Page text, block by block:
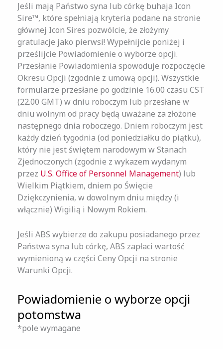
Jeśli mają Państwo syna lub córkę buhaja Icon
Sire™, które spełniają kryteria podane na stronie
głównej Icon Sires pozwólcie, że złożymy
gratulacje jako pierwsi! Wypełnijcie poniżej i
prześlijcie Powiadomienie o wyborze opcji.
Przesłanie Powiadomienia spowoduje rozpoczęcie
Okresu Opcji (zgodnie z umową opcji). Wszystkie
formularze przesłane po godzinie 16.00 czasu CST
(22.00 GMT) w dniu roboczym lub przesłane w
dniu wolnym od pracy będą uważane za złożone
następnego dnia roboczego. Dniem roboczym jest
każdy dzień tygodnia (od poniedziałku do piątku),
który nie jest świętem narodowym w Stanach
Zjednoczonych (zgodnie z wykazem wydanym
przez U.S. Office of Personnel Management) lub
Wielkim Piątkiem, dniem po Święcie
Dziękczynienia, w dowolnym dniu między (i
włącznie) Wigilią i Nowym Rokiem.
Jeśli ABS wybierze do zakupu posiadanego przez
Państwa syna lub córkę, ABS zapłaci wartość
wymienioną w części Ceny Opcji na stronie
Warunki Opcji.
Powiadomienie o wyborze opcji
potomstwa
*pole wymagane